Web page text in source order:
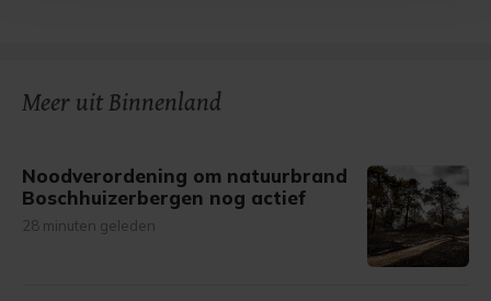
Meer uit Binnenland
Noodverordening om natuurbrand
Boschhuizerbergen nog actief
28 minuten geleden